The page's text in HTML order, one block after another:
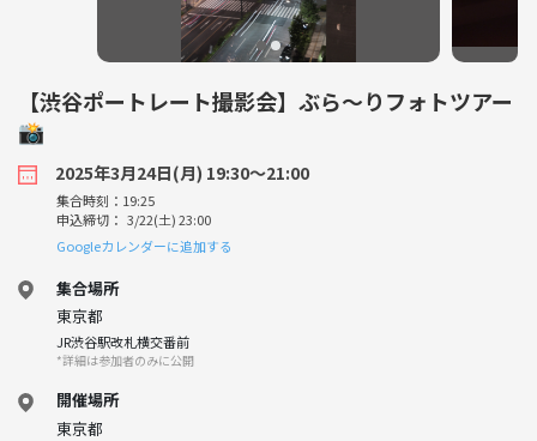
【渋谷ポートレート撮影会】ぶら〜りフォトツアー
📸
2025年3月24日(月) 19:30〜21:00
集合時刻：19:25
申込締切： 3/22(土) 23:00
Googleカレンダーに追加する
集合場所
東京都
JR渋谷駅改札横交番前
*詳細は参加者のみに公開
開催場所
東京都